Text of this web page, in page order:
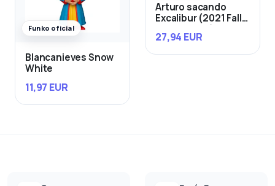
Funko oficial
Blancanieves Snow
White
11,97 EUR
Arturo sacando
Excalibur (2021 Fall
27,94 EUR